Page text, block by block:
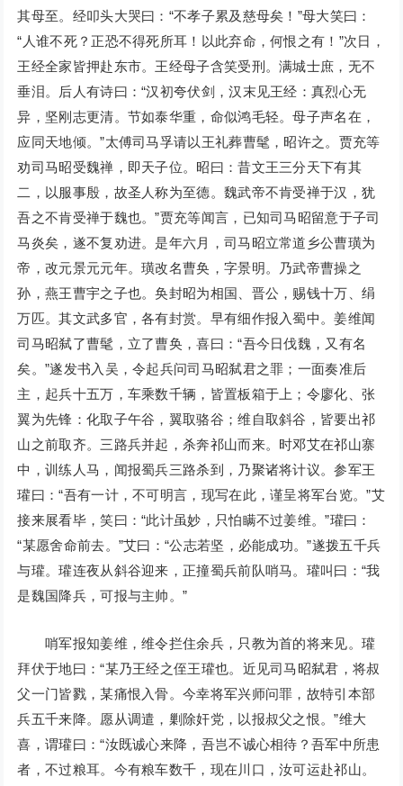
其母至。经叩头大哭曰：“不孝子累及慈母矣！”母大笑曰：
“人谁不死？正恐不得死所耳！以此弃命，何恨之有！”次日，
王经全家皆押赴东市。王经母子含笑受刑。满城士庶，无不
垂泪。后人有诗曰：“汉初夸伏剑，汉末见王经：真烈心无
异，坚刚志更清。节如泰华重，命似鸿毛轻。母子声名在，
应同天地倾。”太傅司马孚请以王礼葬曹髦，昭许之。贾充等
劝司马昭受魏禅，即天子位。昭曰：昔文王三分天下有其
二，以服事殷，故圣人称为至德。魏武帝不肯受禅于汉，犹
吾之不肯受禅于魏也。”贾充等闻言，已知司马昭留意于子司
马炎矣，遂不复劝进。是年六月，司马昭立常道乡公曹璜为
帝，改元景元元年。璜改名曹奂，字景明。乃武帝曹操之
孙，燕王曹宇之子也。奂封昭为相国、晋公，赐钱十万、绢
万匹。其文武多官，各有封赏。早有细作报入蜀中。姜维闻
司马昭弑了曹髦，立了曹奂，喜曰：“吾今日伐魏，又有名
矣。”遂发书入吴，令起兵问司马昭弑君之罪；一面奏准后
主，起兵十五万，车乘数千辆，皆置板箱于上；令廖化、张
翼为先锋：化取子午谷，翼取骆谷；维自取斜谷，皆要出祁
山之前取齐。三路兵并起，杀奔祁山而来。时邓艾在祁山寨
中，训练人马，闻报蜀兵三路杀到，乃聚诸将计议。参军王
瓘曰：“吾有一计，不可明言，现写在此，谨呈将军台览。”艾
接来展看毕，笑曰：“此计虽妙，只怕瞒不过姜维。”瓘曰：
“某愿舍命前去。”艾曰：“公志若坚，必能成功。”遂拨五千兵
与瓘。瓘连夜从斜谷迎来，正撞蜀兵前队哨马。瓘叫曰：“我
是魏国降兵，可报与主帅。”
哨军报知姜维，维令拦住余兵，只教为首的将来见。瓘
拜伏于地曰：“某乃王经之侄王瓘也。近见司马昭弑君，将叔
父一门皆戮，某痛恨入骨。今幸将军兴师问罪，故特引本部
兵五千来降。愿从调遣，剿除奸党，以报叔父之恨。”维大
喜，谓瓘曰：“汝既诚心来降，吾岂不诚心相待？吾军中所患
者，不过粮耳。今有粮车数千，现在川口，汝可运赴祁山。